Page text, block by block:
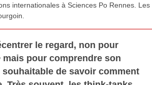
internationales à Sciences Po Rennes. Les
le regard, non pour
mais pour comprendre son
de savoir comment